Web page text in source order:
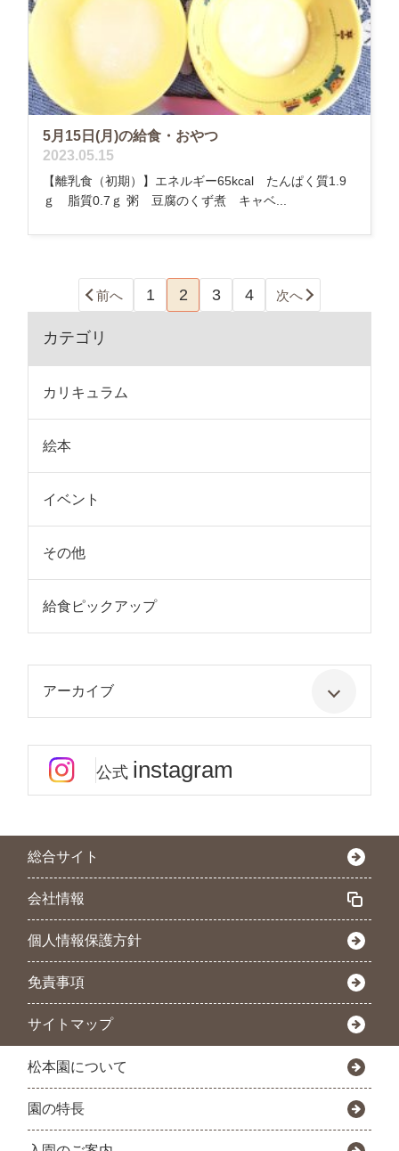
5月15日(月)の給食・おやつ
2023.05.15
【離乳食（初期）】エネルギー65kcal たんぱく質1.9
ｇ 脂質0.7ｇ 粥 豆腐のくず煮 キャベ...
前へ 1 2 3 4 次へ
カテゴリ
カリキュラム
絵本
イベント
その他
給食ピックアップ
アーカイブ
公式 instagram
総合サイト
会社情報
個人情報保護方針
免責事項
サイトマップ
松本園について
園の特長